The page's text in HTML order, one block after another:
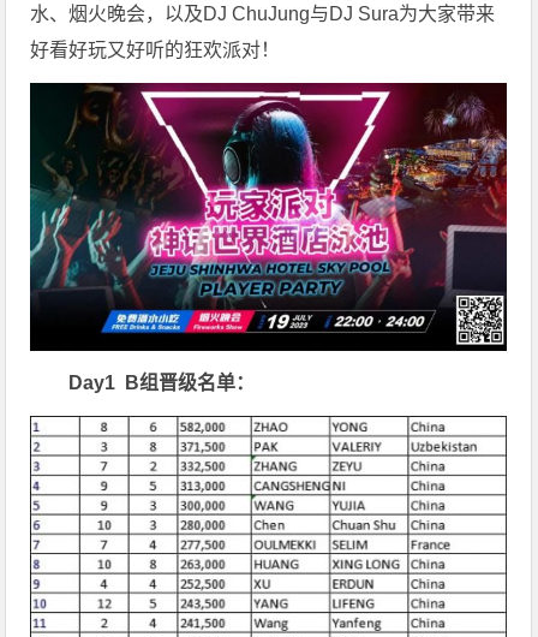
水、烟火晚会，以及DJ ChuJung与DJ Sura为大家带来
好看好玩又好听的狂欢派对！
Day1 B组晋级名单：